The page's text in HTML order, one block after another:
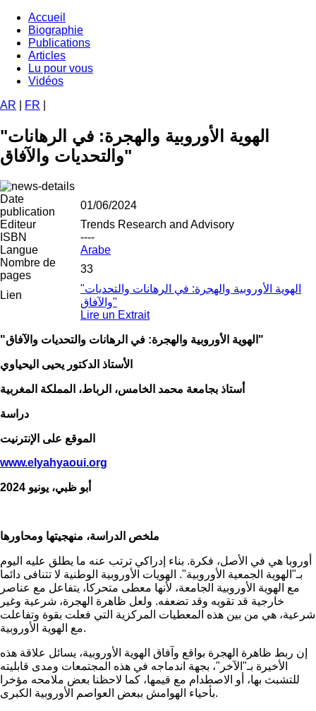
Aller
contenu
principal
Navigation
principale
Accueil
Biographie
Publications
Articles
Lu pour vous
Vidéos
AR
FR
"الهوية الأوروبية والهجرة: في الرهانات
والتحديات والآفاق"
Date
publication
01/06/2024
Editeur
Trends Research and Advisory
ISBN
----
Langue
Arabe
Nombre de
pages
33
Lien
"الهوية الأوروبية والهجرة: في الرهانات والتحديات
والآفاق"
Lire un Extrait
"الهوية الأوروبية والهجرة: في الرهانات والتحديات والآفاق"
الأستاذ الدكتور يحيى اليحياوي
أستاذ بجامعة محمد الخامس، الرباط، المملكة المغربية
دراسة
الموقع على الإنترنيت
www.elyahyaoui.org
أبو ظبي، يونيو 2024
ملخص الدراسة، منهجيتها ومحاورها
أوروبا هي في الأصل، فكرة. بناء إدراكي ترتب عنه ما يطلق عليه اليوم
بـ"الهوية الجمعية الأوروبية". الهويات الأوروبية الوطنية لا تتنافى دائما
مع الهوية الأوروبية الجامعة، لأنها معطى متحركا، يتفاعل مع عناصر
خارجية قد تقويه وقد تضعفه. ولعل ظاهرة الهجرة، شرعية وغير
شرعية، هي من بين هذه المعطيات المركزية التي فعلت بقوة وتفاعلت
مع الهوية الأوروبية.
إن ربط ظاهرة الهجرة بواقع وآفاق الهوية الأوروبية، يسائل علاقة هذه
الأخيرة بـ"الآخر"، بجهة اندماجه في هذه المجتمعات ومدى قابليته
للتشبث بها، أو الاصطدام مع قيمها، كما لاحظنا بعض ملامحه مؤخرا
بأحياء الهوامش ببعض العواصم الأوروبية الكبرى.